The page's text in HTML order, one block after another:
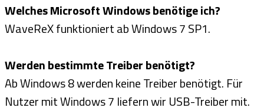
Welches Microsoft Windows benötige ich?
WaveReX funktioniert ab Windows 7 SP1.
Werden bestimmte Treiber benötigt?
Ab Windows 8 werden keine Treiber benötigt. Für
Nutzer mit Windows 7 liefern wir USB-Treiber mit.